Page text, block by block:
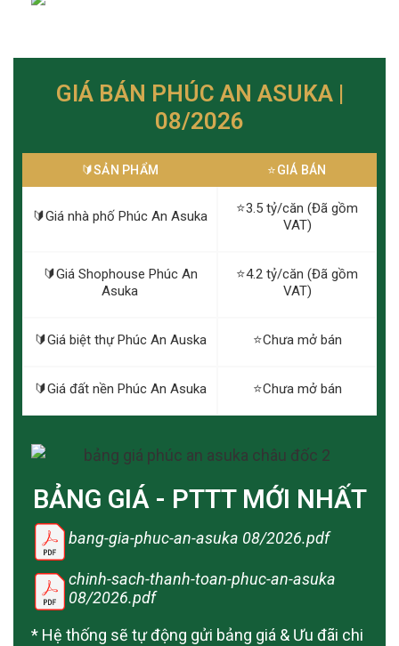
GIÁ BÁN PHÚC AN ASUKA |
08/2026
🔰️SẢN PHẨM ⭐️GIÁ BÁN
🔰️Giá nhà phố Phúc An Asuka
⭐️3.5 tỷ/căn (Đã gồm
VAT)
🔰️Giá Shophouse Phúc An
Asuka
⭐️4.2 tỷ/căn (Đã gồm
VAT)
🔰️Giá biệt thự Phúc An Auska ⭐️Chưa mở bán
🔰️Giá đất nền Phúc An Asuka ⭐️Chưa mở bán
BẢNG GIÁ - PTTT MỚI NHẤT
bang-gia-phuc-an-asuka 08/2026.pdf
chinh-sach-thanh-toan-phuc-an-asuka
08/2026.pdf
* Hệ thống sẽ tự động gửi bảng giá & Ưu đãi chi